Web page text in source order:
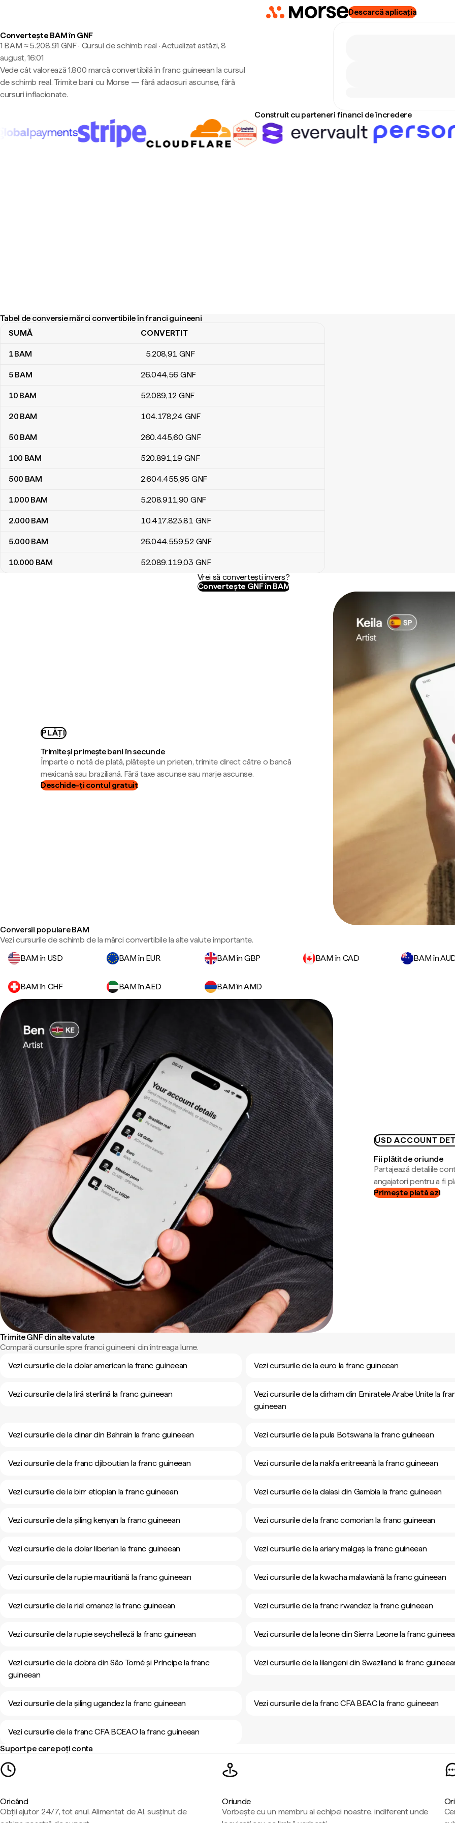
Descarcă aplicația
Convertește BAM în GNF
1 BAM ≈ 5.208,91 GNF · Cursul de schimb real ·Actualizat astăzi, 8
august, 16:01
Vede cât valorează 1.800 marcă convertibilă în franc guineean la cursul
de schimb real. Trimite bani cu Morse — fără adaosuri ascunse, fără
cursuri inflacionate.
Construit cu parteneri financi de încredere
Tabel de conversie mărci convertibile în franci guineeni
Tabel de conversie mărci convertibile în franci guineeni
SUMĂ CONVERTIT
1BAM 5.208,91 GNF
5 BAM 26.044,56 GNF
10 BAM 52.089,12 GNF
20 BAM 104.178,24 GNF
50 BAM 260.445,60 GNF
100 BAM 520.891,19 GNF
500 BAM 2.604.455,95 GNF
1.000 BAM 5.208.911,90 GNF
2.000 BAM 10.417.823,81 GNF
5.000 BAM 26.044.559,52 GNF
10.000 BAM 52.089.119,03 GNF
Vrei să convertești invers?
Convertește GNF în BAM
PLĂȚI
Trimite și primește bani în secunde
Împarte o notă de plată, plătește un prieten, trimite direct către o bancă
mexicană sau braziliană. Fără taxe ascunse sau marje ascunse.
Deschide-ți contul gratuit
Conversii populare BAM
Vezi cursurile de schimb de la mărci convertibile la alte valute importante.
BAM în USD
BAM în EUR BAM în GBP BAM în CAD BAM în
BAM în CHF BAM în AED BAM în AMD
USD ACCOUNT
Fii plătit de oriunde
Partajează detaliile
angajatori pentru a fi
Primește plată azi
Trimite GNF din alte valute
Compară cursurile spre franci guineeni din întreaga lume.
Vezi cursurile de la dolar american la franc guineean
Vezi cursurile de la euro la franc guineean
Vezi cursurile de la liră sterlină la franc guineean
Vezi cursurile de la dirham din Emiratele Arabe Unite la
guineean
Vezi cursurile de la dinar din Bahrain la franc guineean Vezi cursurile de la pula Botswana la franc guineean
Vezi cursurile de la franc djiboutian la franc guineean Vezi cursurile de la nakfa eritreeană la franc guineean
Vezi cursurile de la birr etiopian la franc guineean Vezi cursurile de la dalasi din Gambia la franc guineean
Vezi cursurile de la șiling kenyan la franc guineean Vezi cursurile de la franc comorian la franc guineean
Vezi cursurile de la dolar liberian la franc guineean Vezi cursurile de la ariary malgaș la franc guineean
Vezi cursurile de la rupie mauritiană la franc guineean Vezi cursurile de la kwacha malawiană la franc guineean
Vezi cursurile de la rial omanez la franc guineean Vezi cursurile de la franc rwandez la franc guineean
Vezi cursurile de la rupie seychelleză la franc guineean Vezi cursurile de la leone din Sierra Leone la franc
Vezi cursurile de la dobra din São Tomé și Príncipe la franc
guineean
Vezi cursurile de la lilangeni din Swaziland la franc
Vezi cursurile de la șiling ugandez la franc guineean Vezi cursurile de la franc CFA BEAC la franc guineean
Vezi cursurile de la franc CFA BCEAO la franc guineean
Suport pe care poți conta
Oricând
Obții ajutor 24/7, tot anul. Alimentat de AI, susținut de
Oriunde
Vorbește cu un membru al echipei noastre, indiferent unde